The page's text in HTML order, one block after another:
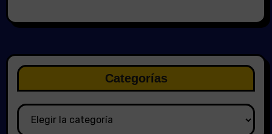
Categorías
Categorías